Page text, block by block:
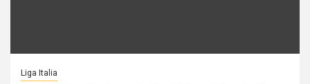
Liga Italia